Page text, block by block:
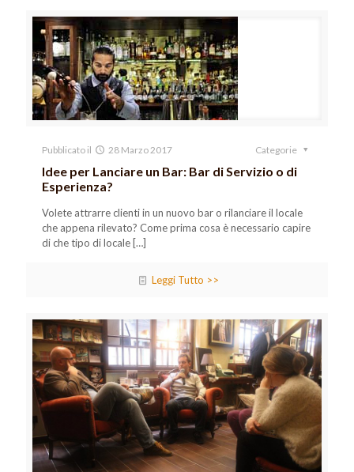
Pubblicato il 28 Marzo 2017 Categorie
Idee per Lanciare un Bar: Bar di Servizio o di
Esperienza?
Volete attrarre clienti in un nuovo bar o rilanciare il locale
che appena rilevato? Come prima cosa è necessario capire
di che tipo di locale […]
Leggi Tutto >>